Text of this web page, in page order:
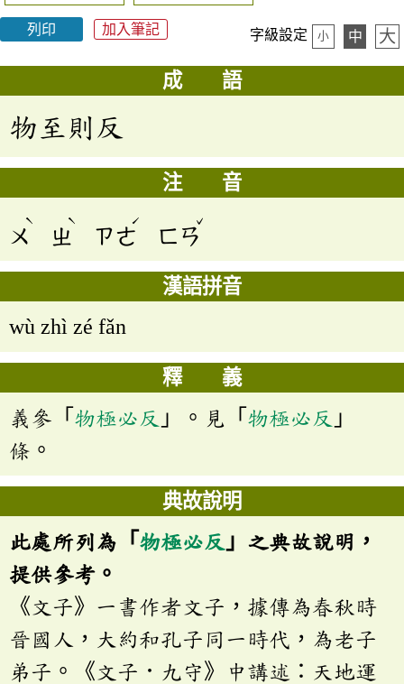
列印 加入筆記 字級設定 小 中 大
成 語
物至則反
注 音
ㄨ
ˋ
ㄓ
ˋ
ㄗㄜ
ˊ
ㄈㄢ
ˇ
漢語拼音
wù zhì zé fǎn
釋 義
義參「 物極必反 」。見「 物極必反 」
條。
典故說明
此處所列為「 物極必反 」之典故說明，
提供參考。
《文子》一書作者文子，據傳為春秋時
晉國人，大約和孔子同一時代，為老子
弟子。《文子．九守》中講述：天地運